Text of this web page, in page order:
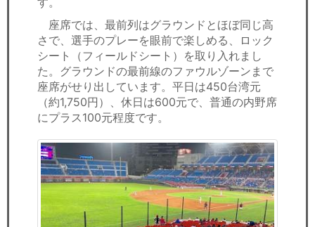
座席では、最前列はグラウンドとほぼ同じ高
さで、選手のプレーを眼前で楽しめる、ロック
シート（フィールドシート）を取り入れまし
た。グラウンドの最前線のファウルゾーンまで
座席がせり出しています。平日は450台湾元
（約1,750円）、休日は600元で、普通の内野席
にプラス100元程度です。